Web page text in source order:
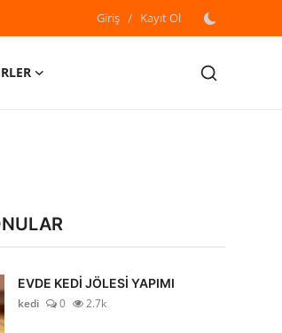
Giriş / Kayıt Ol
EVDE KEDİ JÖLESİ YAPIMI
kedi
0 2.7k